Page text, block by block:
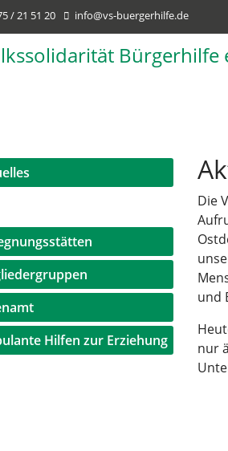
/ 21 51 20 info@vs-buergerhilfe.de
Hilfen zur Erziehung
Die
und
nur